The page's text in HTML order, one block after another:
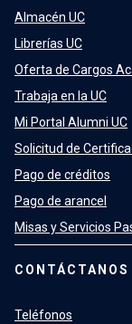
Almacén UC
Librerías UC
Oferta de Cargos
Trabaja en la UC
Mi Portal Alumni UC
Solicitud de
Pago de créditos
Pago de arancel
Misas y Servicios
CONTÁCTANOS
Teléfonos